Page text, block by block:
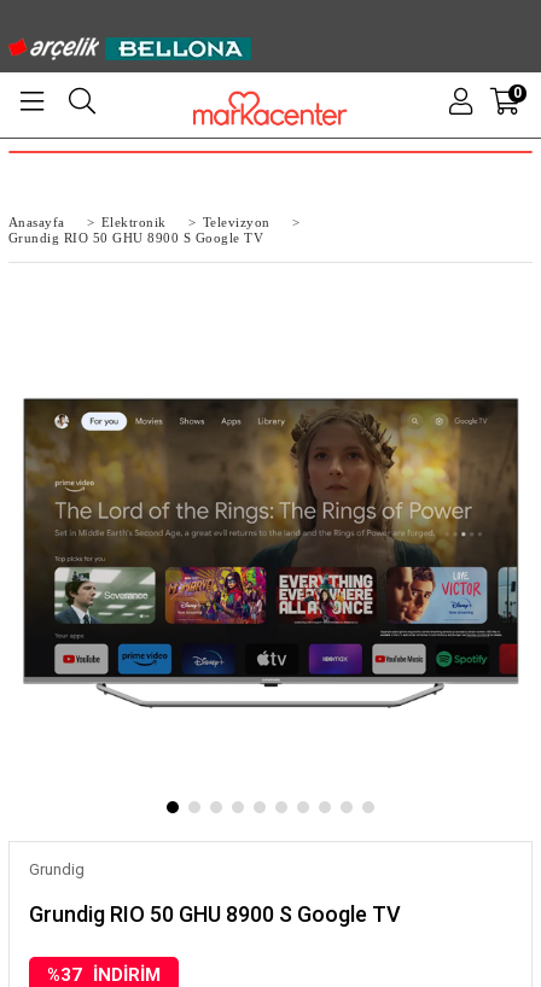
0
Anasayfa > Elektronik > Televizyon
>
Grundig RIO 50 GHU 8900 S Google TV
Grundig
Grundig RIO 50 GHU 8900 S Google TV
%37 İNDIRIM